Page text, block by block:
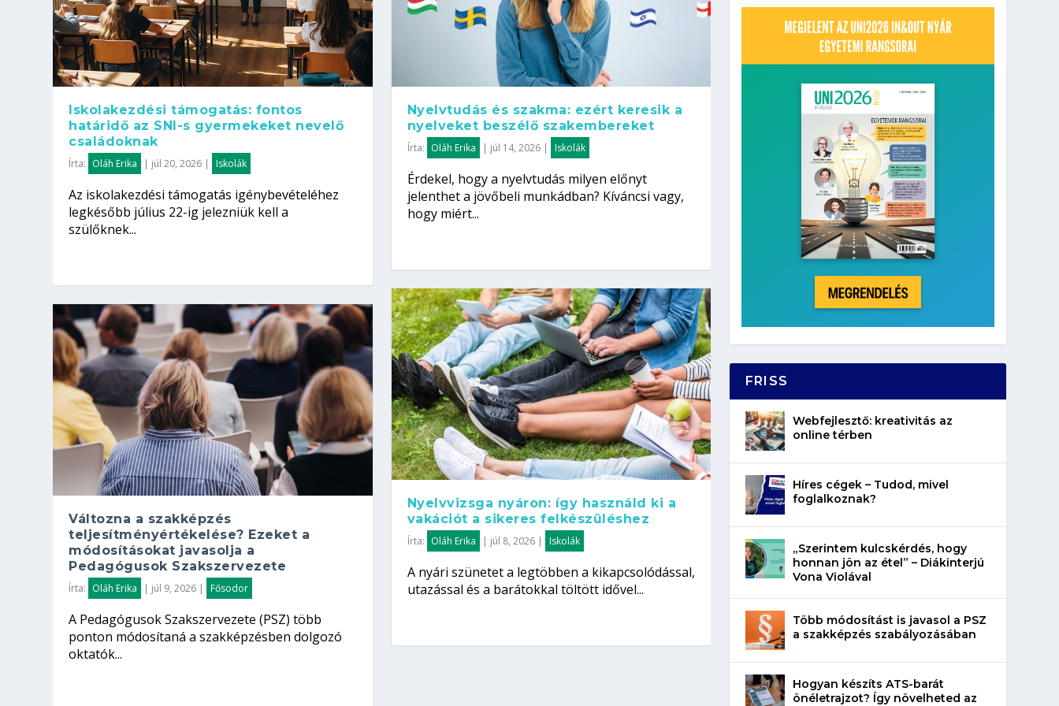
Iskolakezdési támogatás: fontos
határidő az SNI-s gyermekeket nevelő
családoknak
Írta: Oláh Erika | júl 20, 2026 | Iskolák
Az iskolakezdési támogatás igénybevételéhez
legkésőbb július 22-ig jelezniük kell a
szülőknek...
Változna a szakképzés
teljesítményértékelése? Ezeket a
módosításokat javasolja a
Pedagógusok Szakszervezete
Írta: Oláh Erika | júl 9, 2026 | Fősodor
A Pedagógusok Szakszervezete (PSZ) több
ponton módosítaná a szakképzésben dolgozó
oktatók...
Nyelvtudás és szakma: ezért keresik a
nyelveket beszélő szakembereket
Írta: Oláh Erika | júl 14, 2026| Iskolák
Érdekel, hogy a nyelvtudás milyen előnyt
jelenthet a jövőbeli munkádban? Kíváncsi vagy,
hogy miért...
Nyelvvizsga nyáron: így használd ki a
vakációt a sikeres felkészüléshez
Írta: Oláh Erika | júl 8, 2026| Iskolák
A nyári szünetet a legtöbben a kikapcsolódással,
utazással és a barátokkal töltött idővel...
FRISS
Webfejlesztő: kreativitás az
online térben
Híres cégek – Tudod, mivel
foglalkoznak?
„Szerintem kulcskérdés, hogy
honnan jön az étel” – Diákinterjú
Vona Violával
Több módosítást is javasol a PSZ
a szakképzés szabályozásában
Hogyan készíts ATS-barát
önéletrajzot? Így növelheted az